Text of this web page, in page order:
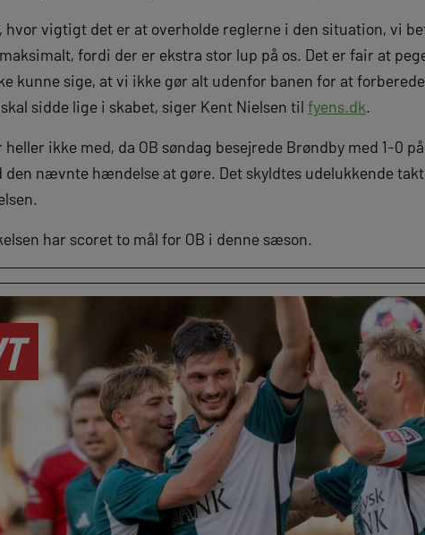
vigtigt det er at overholde reglerne i den situation, vi
fordi der er ekstra stor lup på os. Det er fair at
kunne sige, at vi ikke gør alt udenfor banen for at
sidde lige i skabet, siger Kent Nielsen til fyens.dk.
heller ikke med, da OB søndag besejrede Brøndby med 1-0
den nævnte hændelse at gøre. Det skyldtes udelukkende
har scoret to mål for OB i denne sæson.